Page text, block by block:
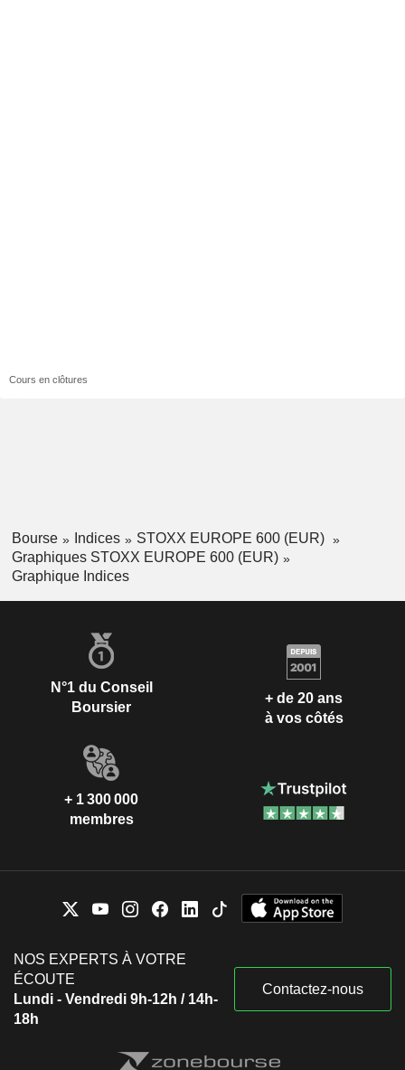
Cours en clôtures
Bourse Indices
STOXX EUROPE 600 (EUR)
Graphiques STOXX EUROPE 600 (EUR)
Graphique Indices
N°1 du Conseil
Boursier
+ de 20 ans
à vos côtés
+ 1 300 000
membres
NOS EXPERTS À VOTRE
ÉCOUTE
Lundi - Vendredi 9h-12h / 14h-
18h
Contactez-nous